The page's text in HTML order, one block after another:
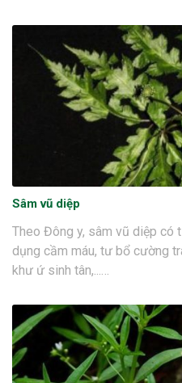
Sâm vũ diệp
Theo Đông y, sâm vũ diệp có
dụng cầm máu, tư bổ cường
khư ứ sinh tân,...…